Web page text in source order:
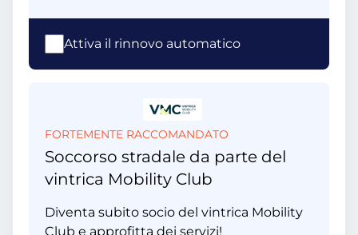
Attiva il rinnovo automatico
FORTEMENTE RACCOMANDATO
Soccorso stradale da parte del
vintrica Mobility Club
Diventa subito socio del vintrica Mobility
Club e approfitta dei servizi!